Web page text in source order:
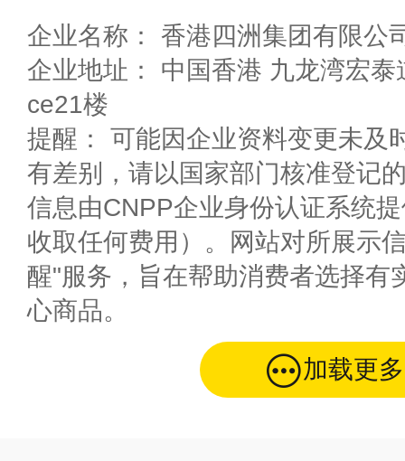
企业名称： 香港四洲集团有限公
企业地址： 中国香港 九龙湾宏泰道23号Manhattan Pla
ce21楼
提醒： 可能因企业资料变更未及
有差别，请以国家部门核准登记
信息由CNPP企业身份认证系统
收取任何费用）。网站对所展示
醒"服务，旨在帮助消费者选择有
心商品。
加载更多